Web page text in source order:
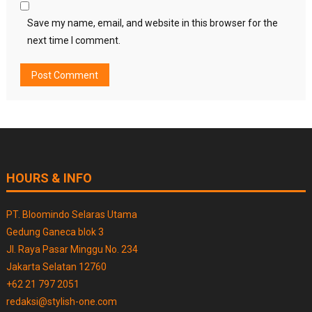
Save my name, email, and website in this browser for the
next time I comment.
HOURS & INFO
PT. Bloomindo Selaras Utama
Gedung Ganeca blok 3
Jl. Raya Pasar Minggu No. 234
Jakarta Selatan 12760
+62 21 797 2051
redaksi@stylish-one.com